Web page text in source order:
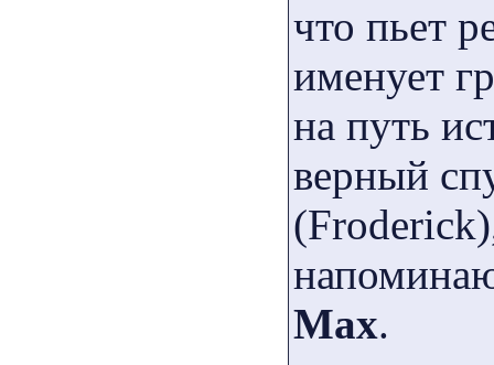
что пьет
именует
на путь
верный
Max.